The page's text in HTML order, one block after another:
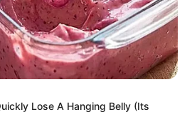
Lose A Hanging Belly (Its